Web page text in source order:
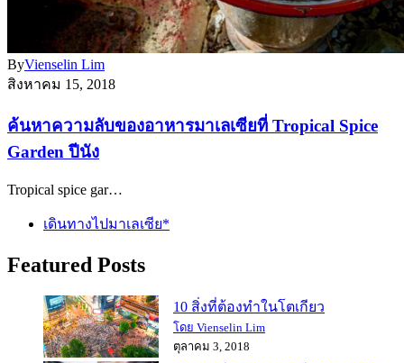
ByVienselin Lim
สิงหาคม 15, 2018
ค้นหาความลับของอาหารมาเลเซียที่ Tropical Spice
Garden ปีนัง
Tropical spice gar…
เดินทางไปมาเลเซีย*
Featured Posts
10 สิ่งที่ต้องทำในโตเกียว
โดย Vienselin Lim
ตุลาคม 3, 2018